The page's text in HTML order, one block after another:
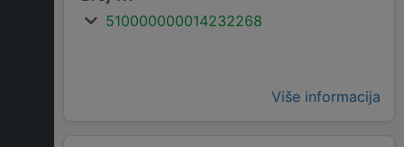
510000000014232268
Više informacija